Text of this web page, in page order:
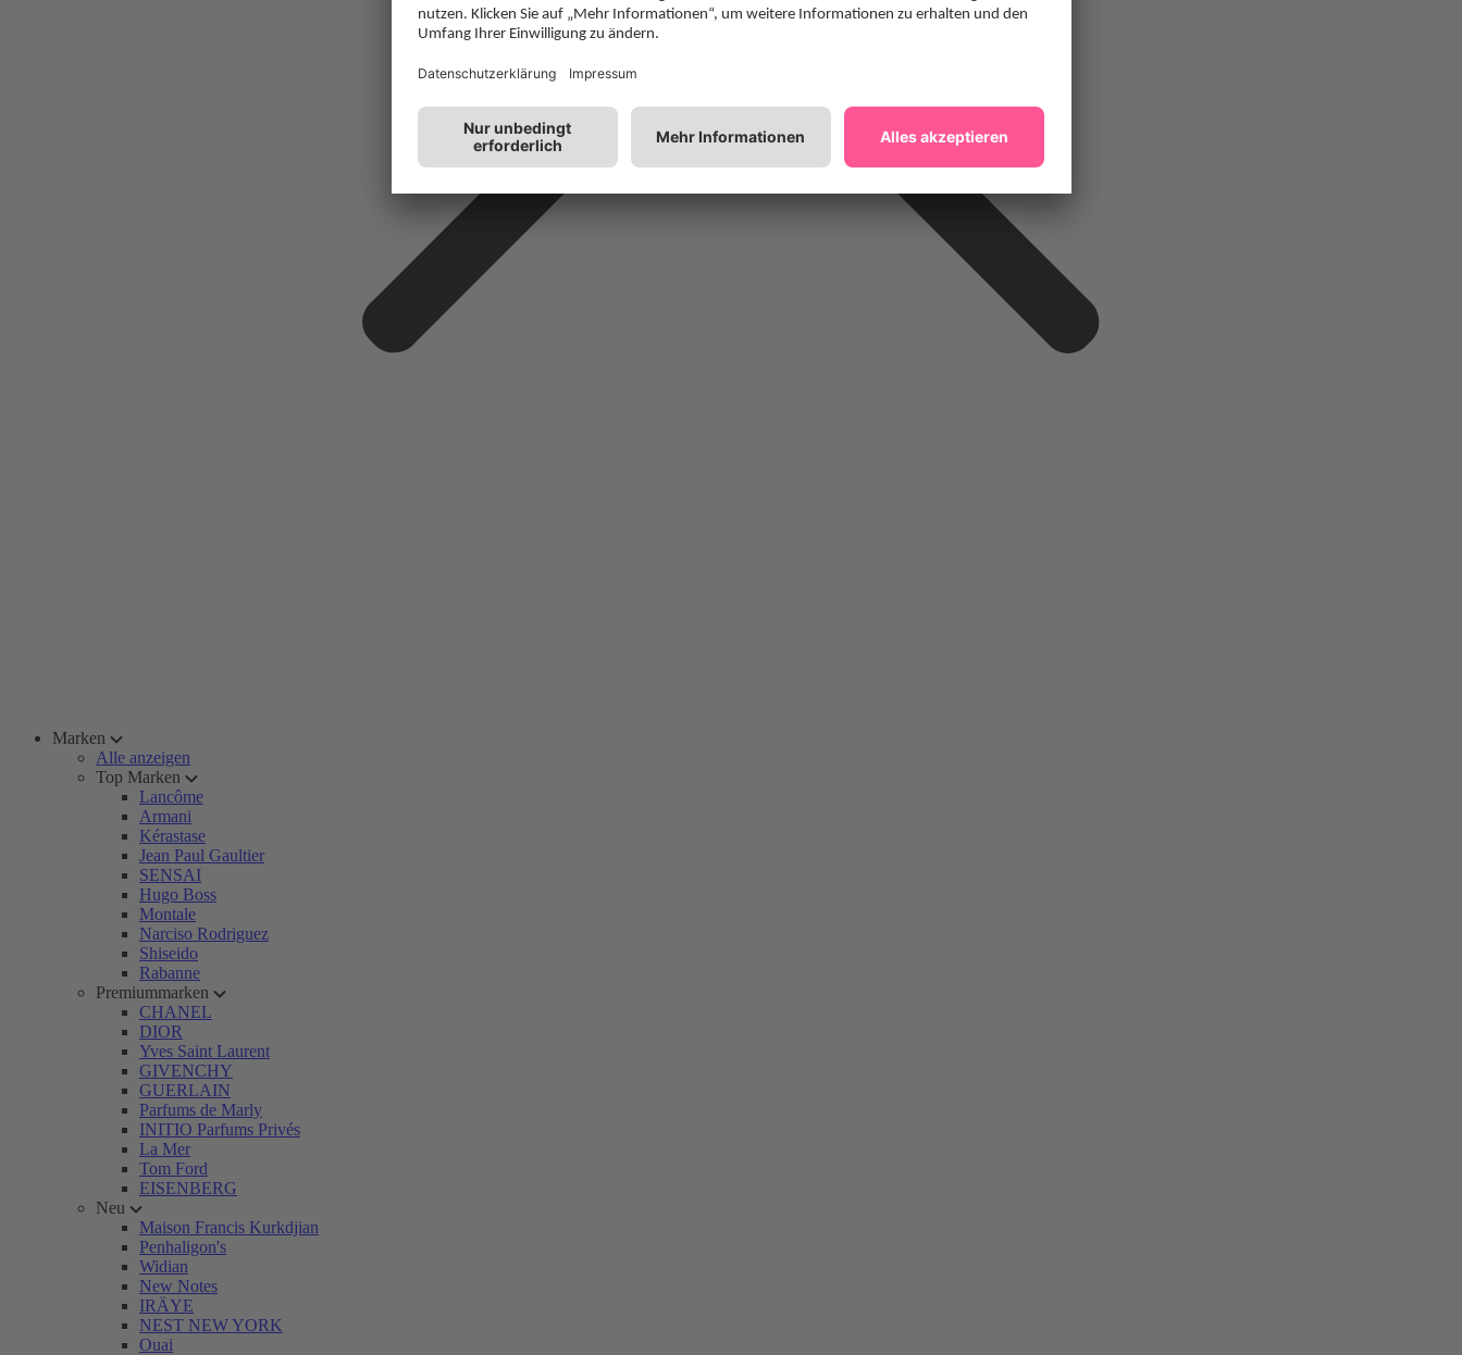
Marken
Alle anzeigen
Top Marken
Lancôme
Armani
Kérastase
Jean Paul Gaultier
SENSAI
Hugo Boss
Montale
Narciso Rodriguez
Shiseido
Rabanne
Premiummarken
CHANEL
DIOR
Yves Saint Laurent
GIVENCHY
GUERLAIN
Parfums de Marly
INITIO Parfums Privés
La Mer
Tom Ford
EISENBERG
Neu
Maison Francis Kurkdjian
Penhaligon's
Widian
New Notes
IRÄYE
NEST NEW YORK
Ouai